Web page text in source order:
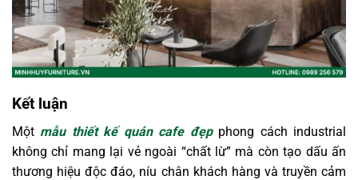
Kết luận
Một mẫu thiết kế quán cafe đẹpphong cách industrial
không chỉ mang lại vẻ ngoài “chất lừ” mà còn tạo dấu ấn
thương hiệu độc đáo, níu chân khách hàng và truyền cảm